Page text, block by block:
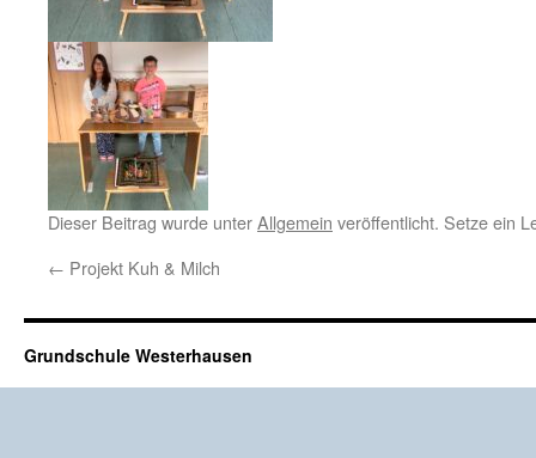
Dieser Beitrag wurde unterAllgemein veröffentlicht. Setze ein
← Projekt Kuh & Milch
Grundschule Westerhausen